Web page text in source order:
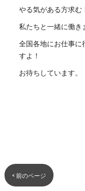
やる気がある方求む
私たちと一緒に働き
全国各地にお仕事に
すよ！
お待ちしています。
< 前のページ